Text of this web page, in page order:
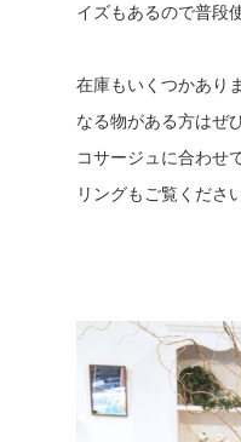
イズもあるので普段
在庫もいくつかあり
なる物がある方はぜ
コサージュに合わせ
リングもご覧くださ